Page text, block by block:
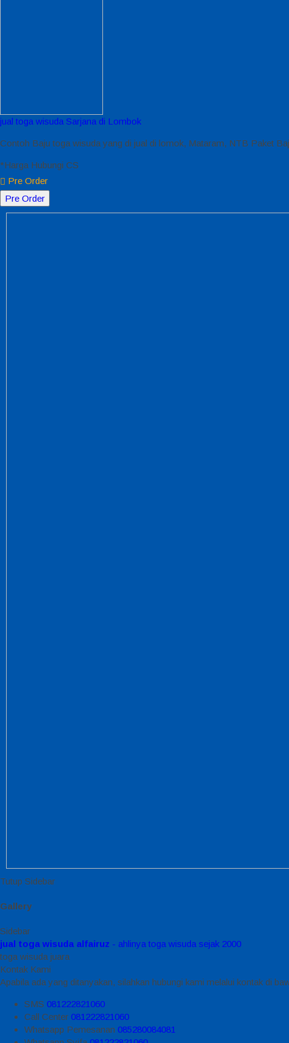
jual toga wisuda Sarjana di Lombok
Contoh Baju toga wisuda yang di jual di lomok, Mataram, NTB Paket
*Harga Hubungi CS
Pre Order
Pre Order
Tutup Sidebar
Gallery
Sidebar
jual toga wisuda alfairuz - ahlinya toga wisuda sejak 2000
toga wisuda juara
Kontak Kami
Apabila ada yang ditanyakan, silahkan hubungi kami melalui kontak di
SMS 081222821060
Call Center 081222821060
Whatsapp Pemesanan 085280084081